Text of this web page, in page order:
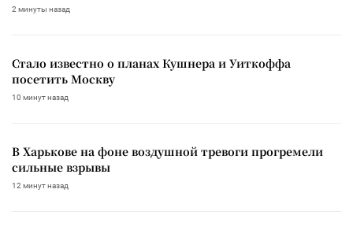
2 минуты назад
Стало известно о планах Кушнера и Уиткоффа
посетить Москву
10 минут назад
В Харькове на фоне воздушной тревоги прогремели
сильные взрывы
12 минут назад